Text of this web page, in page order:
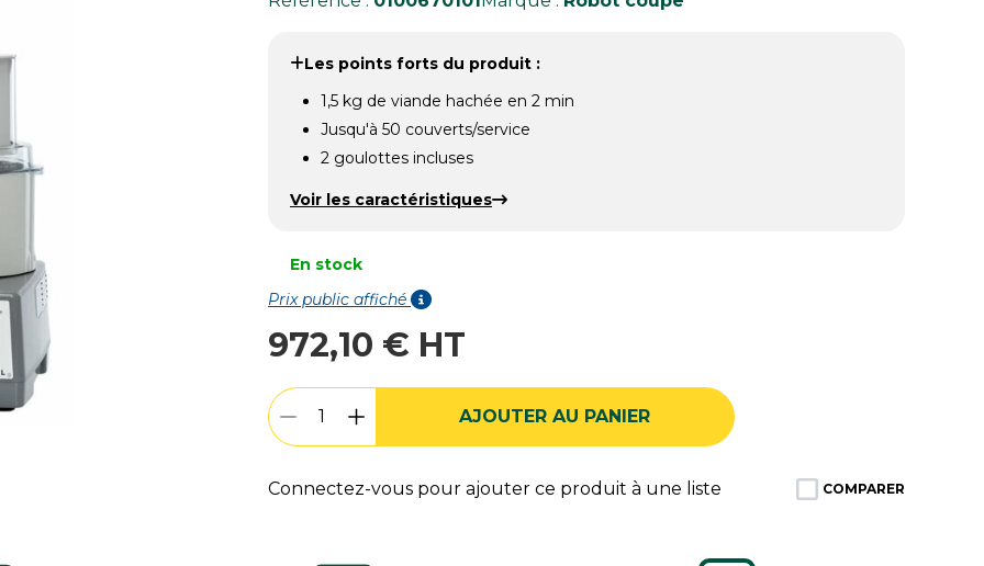
Les points forts du produit :
1,5 kg de viande hachée en 2 min
Jusqu'à 50 couverts/service
2 goulottes incluses
Voir les caractéristiques
En stock
Prix public affiché
972,10 € HT
AJOUTER AU PANIER
Connectez-vous pour ajouter ce produit à une liste COMPARER